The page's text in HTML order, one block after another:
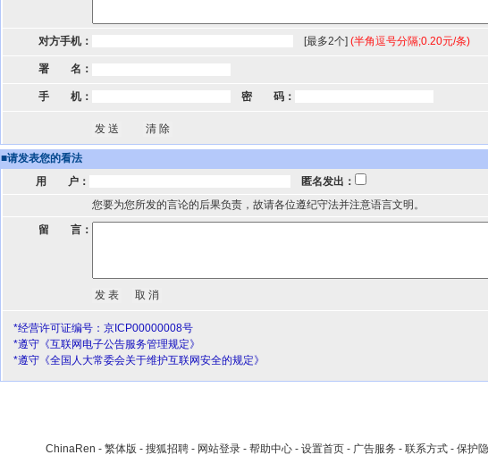
对方手机： [最多2个] (半角逗号分隔;0.20元/条)
署 名：
手 机： 密 码：
■请发表您的看法
用 户：
匿名发出：
您要为您所发的言论的后果负责，故请各位遵纪守法并注意语言文明。
留 言：
*经营许可证编号：京ICP00000008号
*遵守《互联网电子公告服务管理规定》
*遵守《全国人大常委会关于维护互联网安全的规定》
ChinaRen - 繁体版 - 搜狐招聘 - 网站登录 - 帮助中心 - 设置首页 - 广告服务 - 联系方式 - 保护